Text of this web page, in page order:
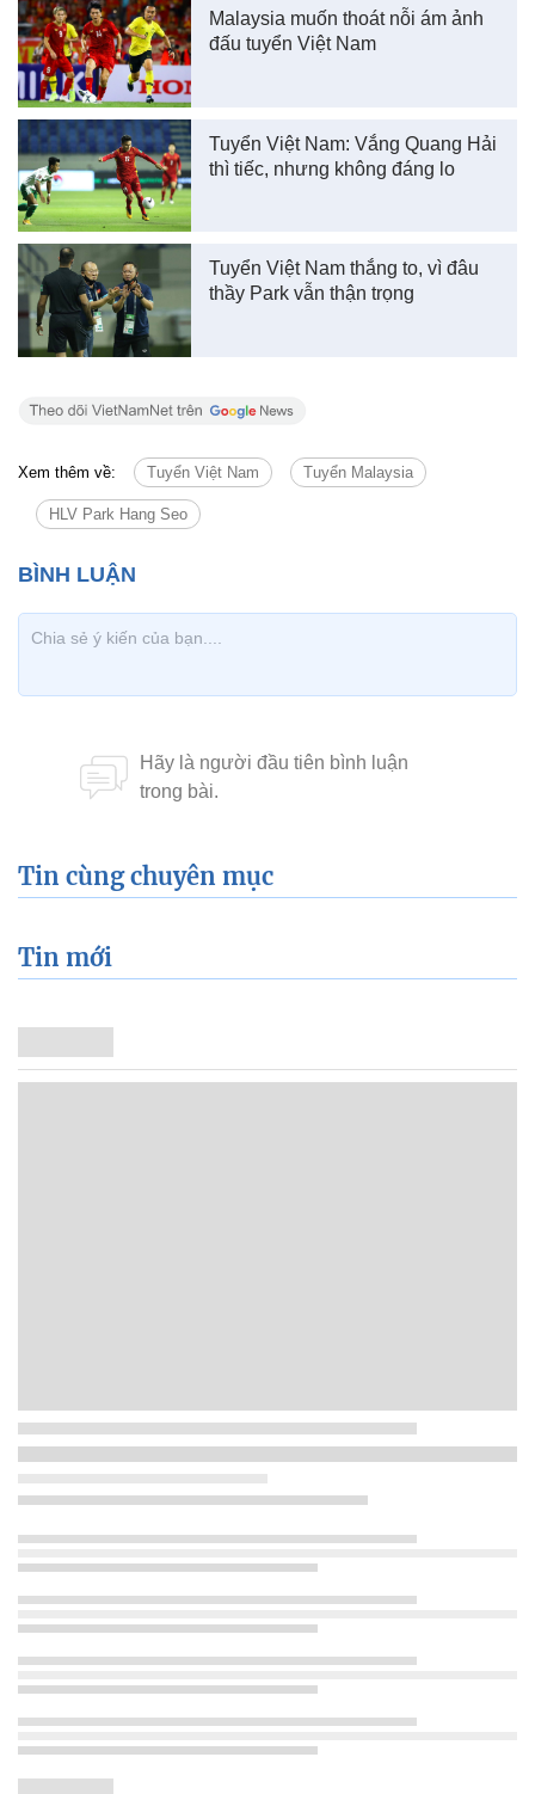
Malaysia muốn thoát nỗi ám ảnh
đấu tuyển Việt Nam
Tuyển Việt Nam: Vắng Quang Hải
thì tiếc, nhưng không đáng lo
Tuyển Việt Nam thắng to, vì đâu
thầy Park vẫn thận trọng
Xem thêm về: Tuyển Việt Nam Tuyển Malaysia
HLV Park Hang Seo
Tin cùng chuyên mục
Tin mới